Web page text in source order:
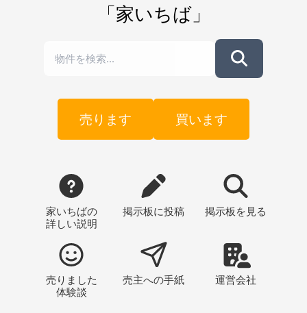
「家いちば」
売ります 買います
家いちばの
詳しい説明
掲示板に投稿 掲示板 を見る
売りました
体験談
売主への手紙 運営会社